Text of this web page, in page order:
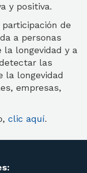
y positiva.
de
a personas
longevidad y a
las
la longevidad
empresas,
clic aquí.